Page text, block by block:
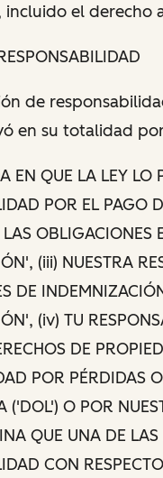
incluido el derecho
de
en su totalidad
EN QUE LA LEY LO
POR EL PAGO
OBLIGACIONES
(iii) NUESTRA
DE
(iv) TU
DE
POR PÉRDIDAS
('DOL') O POR
QUE UNA DE
CON